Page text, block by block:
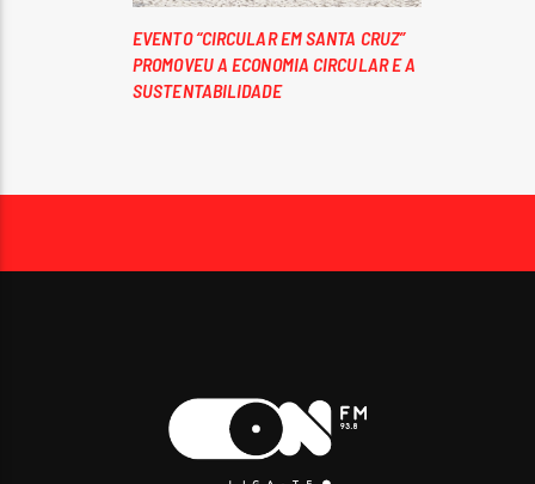
EVENTO “CIRCULAR EM SANTA CRUZ”
PROMOVEU A ECONOMIA CIRCULAR E A
SUSTENTABILIDADE